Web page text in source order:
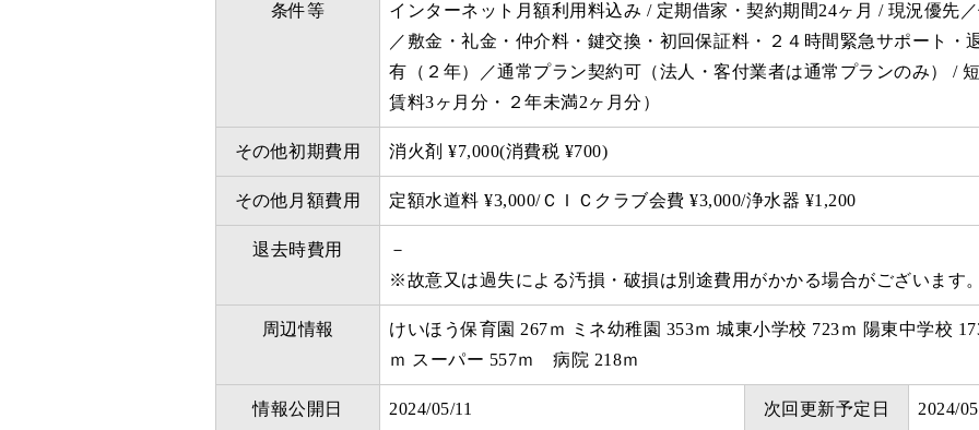
条件等
インターネット月額利用料込み / 定期借家・契約期間24ヶ月 / 現況優先
／敷金・礼金・仲介料・鍵交換・初回保証料・２４時間緊急サポート・
有（２年）／通常プラン契約可（法人・客付業者は通常プランのみ） /
賃料3ヶ月分・２年未満2ヶ月分）
その他初期費用 消火剤 ¥7,000(消費税 ¥700)
その他月額費用 定額水道料 ¥3,000/ＣＩＣクラブ会費 ¥3,000/浄水器 ¥1,200
退去時費用
－
※故意又は過失による汚損・破損は別途費用がかかる場合がございます
周辺情報
けいほう保育園 267ｍ ミネ幼稚園 353ｍ 城東小学校 723ｍ 陽東中学校
ｍ スーパー 557ｍ 病院 218ｍ
情報公開日 2024/05/11 次回更新予定日 2024/